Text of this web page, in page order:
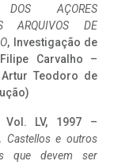
DOS AÇORES
ARQUIVOS DE
, Investigação de
Carvalho –
Teodoro de
Vol. LV, 1997 –
Castellos e outros
que devem ser